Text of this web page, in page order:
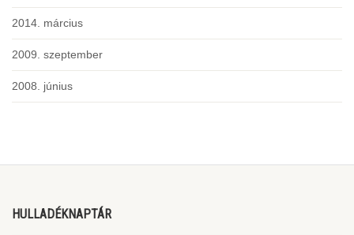
2014. március
2009. szeptember
2008. június
HULLADÉKNAPTÁR